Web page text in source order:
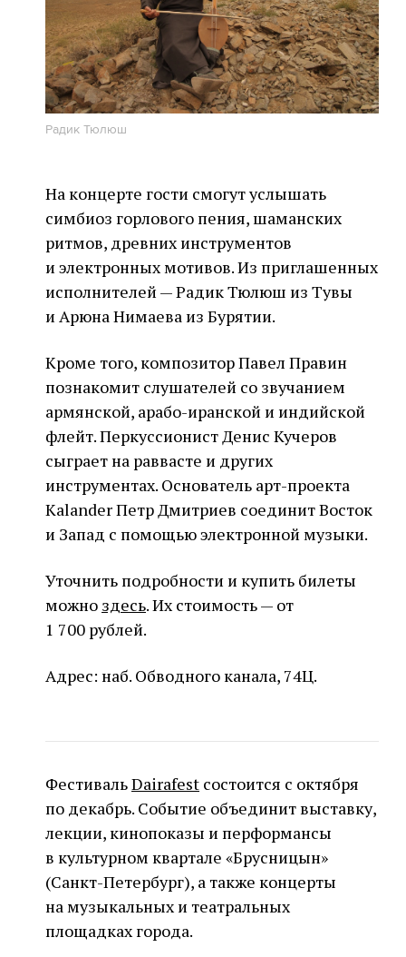
Радик Тюлюш
На концерте гости смогут услышать
симбиоз горлового пения, шаманских
ритмов, древних инструментов
и электронных мотивов. Из приглашенных
исполнителей — Радик Тюлюш из Тувы
и Арюна Нимаева из Бурятии.
Кроме того, композитор Павел Правин
познакомит слушателей со звучанием
армянской, арабо-иранской и индийской
флейт. Перкуссионист Денис Кучеров
сыграет на раввасте и других
инструментах. Основатель арт-проекта
Kalander Петр Дмитриев соединит Восток
и Запад с помощью электронной музыки.
Уточнить подробности и купить билеты
можно здесь. Их стоимость — от
1 700 рублей.
Адрес: наб. Обводного канала, 74Ц.
ФестивальDairafest состоится с октября
по декабрь. Событие объединит выставку,
лекции, кинопоказы и перформансы
в культурном квартале «Брусницын»
(Санкт-Петербург), а также концерты
на музыкальных и театральных
площадках города.